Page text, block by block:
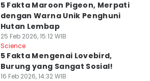
5 Fakta Maroon Pigeon, Merpati
dengan Warna Unik Penghuni
Hutan Lembap
25 Feb 2026, 15:12 WIB
Science
5 Fakta Mengenai Lovebird,
Burung yang Sangat Sosial!
16 Feb 2026, 14:32 WIB